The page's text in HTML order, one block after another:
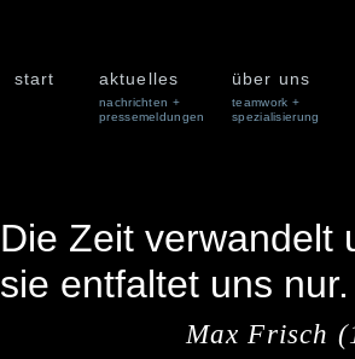
start aktuelles
nachrichten +
pressemeldungen
über uns
teamwork +
spezialisierung
Die Zeit verwandelt
sie entfaltet uns nur.
Max Frisch